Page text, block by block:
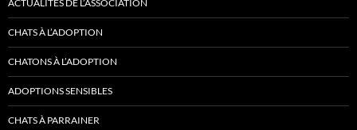
ACTUALITÉS DE L’ASSOCIATION
CHATS À L’ADOPTION
CHATONS À L’ADOPTION
ADOPTIONS SENSIBLES
CHATS À PARRAINER